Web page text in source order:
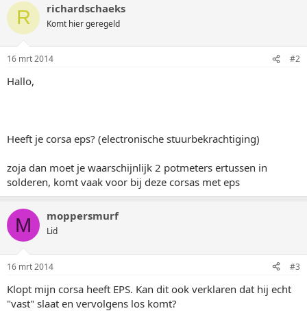
R richardschaeks
Komt hier geregeld
16 mrt 2014 #2
Hallo,
Heeft je corsa eps? (electronische stuurbekrachtiging)
zoja dan moet je waarschijnlijk 2 potmeters ertussen in
solderen, komt vaak voor bij deze corsas met eps
M moppersmurf
Lid
16 mrt 2014 #3
Klopt mijn corsa heeft EPS. Kan dit ook verklaren dat hij echt
"vast" slaat en vervolgens los komt?